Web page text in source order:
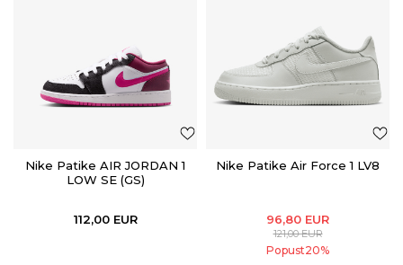
Nike Patike AIR JORDAN 1
LOW SE (GS)
112,00 EUR
Nike Patike Air Force 1 LV8
96,80 EUR
121,00EUR
Popust20%